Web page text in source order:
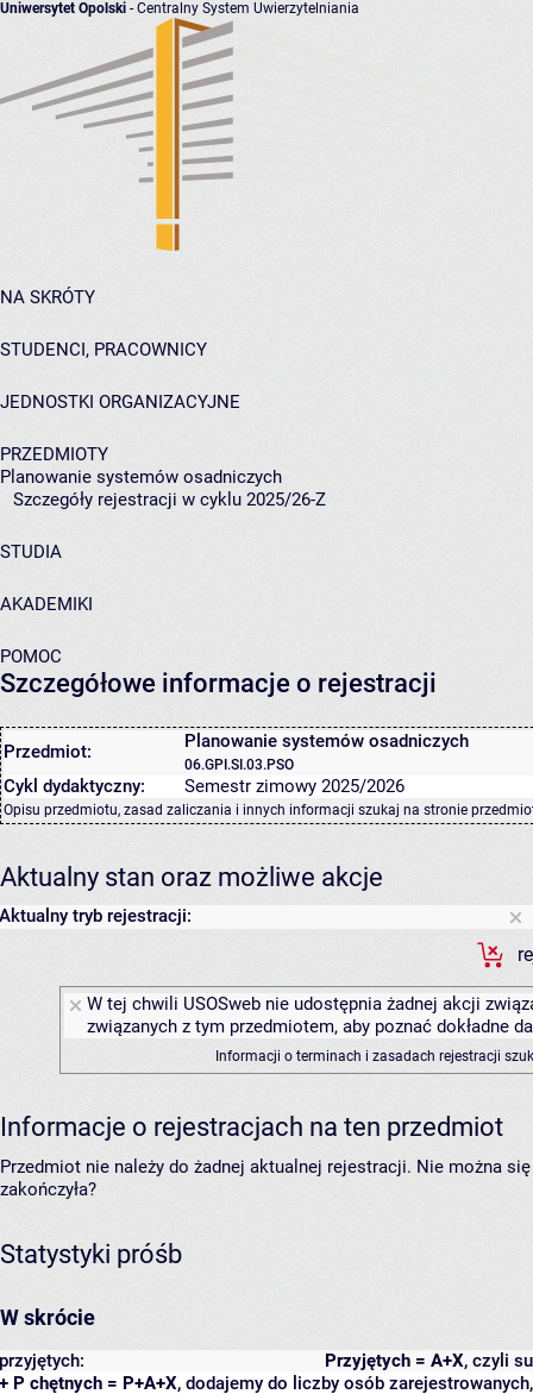
Uniwersytet Opolski - Centralny System Uwierzytelniania
NA SKRÓTY
STUDENCI, PRACOWNICY
JEDNOSTKI ORGANIZACYJNE
PRZEDMIOTY
Planowanie systemów osadniczych
Szczegóły rejestracji w cyklu 2025/26-Z
STUDIA
AKADEMIKI
POMOC
Szczegółowe informacje o rejestracji
Przedmiot: Planowanie systemów osadniczych
06.GPI.SI.03.PSO
Cykl dydaktyczny: Semestr zimowy 2025/2026
Opisu przedmiotu, zasad zaliczania i innych informacji szukaj na stronie
Aktualny stan oraz możliwe akcje
Aktualny tryb rejestracji:
W tej chwili USOSweb nie udostępnia żadnej akcji
związanych z tym przedmiotem, aby poznać dokładne
Informacji o terminach i zasadach rejestracji
Informacje o rejestracjach na ten przedmiot
Przedmiot nie należy do żadnej aktualnej rejestracji. Nie można
zakończyła?
Statystyki próśb
W skrócie
Przyjętych = A+X, czyli
przyjętych:
+ P chętnych = P+A+X, dodajemy do liczby osób